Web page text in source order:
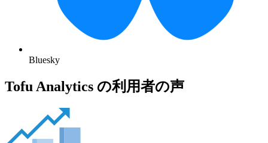
Bluesky
Tofu Analytics の利用者の声